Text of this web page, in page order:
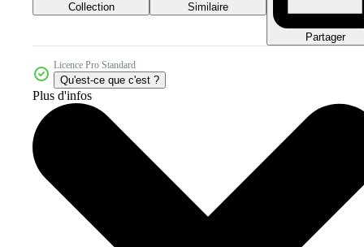
Collection Similaire
Partager
Licence Pro Standard
Qu'est-ce que c'est ?
Plus d'infos